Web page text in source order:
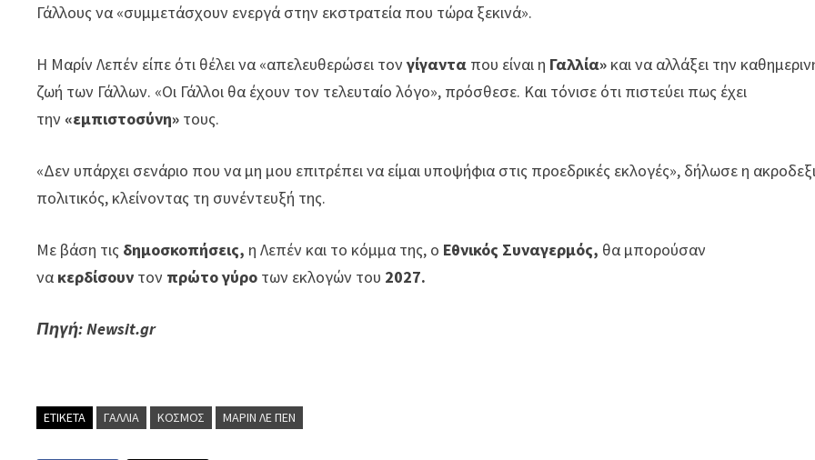
Γάλλους να «συμμετάσχουν ενεργά στην εκστρατεία που τώρα ξεκινά».
Η Μαρίν Λεπέν είπε ότι θέλει να «απελευθερώσει τονγίγαντα που είναι η Γαλλία» και να αλλάξει την
ζωή των Γάλλων. «Οι Γάλλοι θα έχουν τον τελευταίο λόγο», πρόσθεσε. Και τόνισε ότι πιστεύει πως έχει
την «εμπιστοσύνη» τους.
«Δεν υπάρχει σενάριο που να μη μου επιτρέπει να είμαι υποψήφια στις προεδρικές εκλογές», δήλωσε η
πολιτικός, κλείνοντας τη συνέντευξή της.
Με βάση τις δημοσκοπήσεις, η Λεπέν και το κόμμα της, ο Εθνικός Συναγερμός, θα μπορούσαν
νακερδίσουν τον πρώτο γύρο των εκλογών του 2027.
Πηγή: Newsit.gr
ΕΤΙΚΕΤΑ ΓΑΛΛΙΑ ΚΟΣΜΟΣ ΜΑΡΙΝ ΛΕ ΠΕΝ